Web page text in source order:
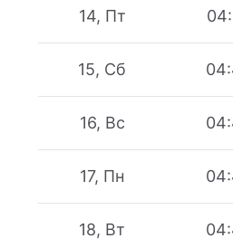
14, Пт
15, Сб
16, Вс
17, Пн
18, Вт